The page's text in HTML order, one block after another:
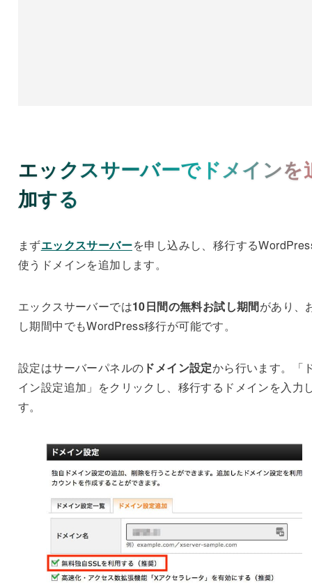
エックスサーバーでドメインを
加する
まずエックスサーバーを申し込みし、移行する
使うドメインを追加します。
エックスサーバーでは10日間の無料お試し期間があり、
し期間中でもWordPress移行が可能です。
設定はサーバーパネルの ドメイン設定から行います。「
イン設定追加」をクリックし、移行するドメインを入力
す。